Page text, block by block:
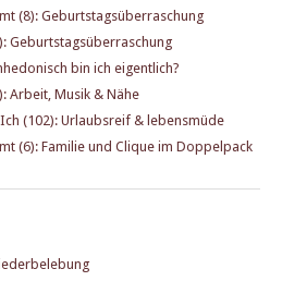
(8): Geburtstagsüberraschung
Geburtstagsüberraschung
bin ich eigentlich?
Arbeit, Musik & Nähe
(102): Urlaubsreif & lebensmüde
(6): Familie und Clique im Doppelpack